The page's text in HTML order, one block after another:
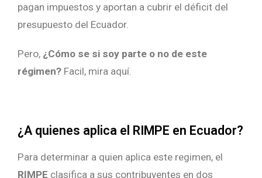
pagan impuestos y aportan a cubrir el déficit del
presupuesto del Ecuador.
Pero, ¿Cómo se si soy parte o no de este
régimen? Facil, mira aquí.
¿A quienes aplica el RIMPE en Ecuador?
Para determinar a quien aplica este regimen, el
RIMPE clasifica a sus contribuyentes en dos